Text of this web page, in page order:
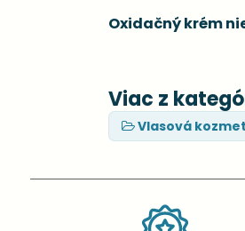
Oxidačný krém
Viac z
Vlasová